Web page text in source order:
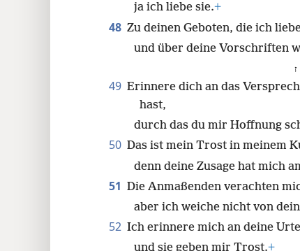
ja ich liebe sie.+
48 Zu deinen Geboten, die ich
und über deine Vorschriften
ז
49 Erinnere dich an das
hast,
durch das du mir Hoffnung
50 Das ist mein Trost in meinem
denn deine Zusage hat mich
51 Die Anmaßenden verachten
aber ich weiche nicht von
52 Ich erinnere mich an deine
und sie geben mir Trost.+